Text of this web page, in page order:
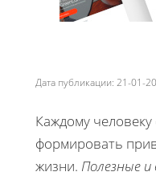
Дата публикации: 21-
Каждому
формировать
жизни. Полезные